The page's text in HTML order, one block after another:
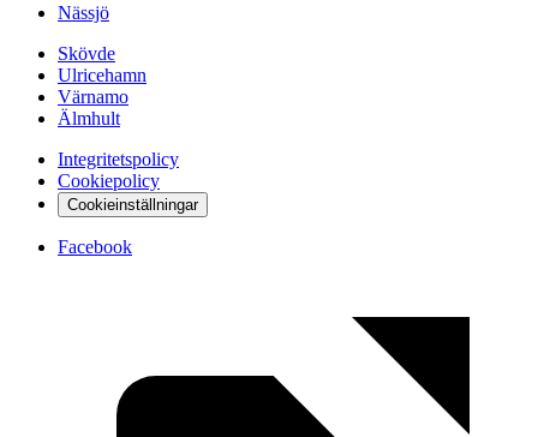
Nässjö
Skövde
Ulricehamn
Värnamo
Älmhult
Integritetspolicy
Cookiepolicy
Cookieinställningar
Facebook